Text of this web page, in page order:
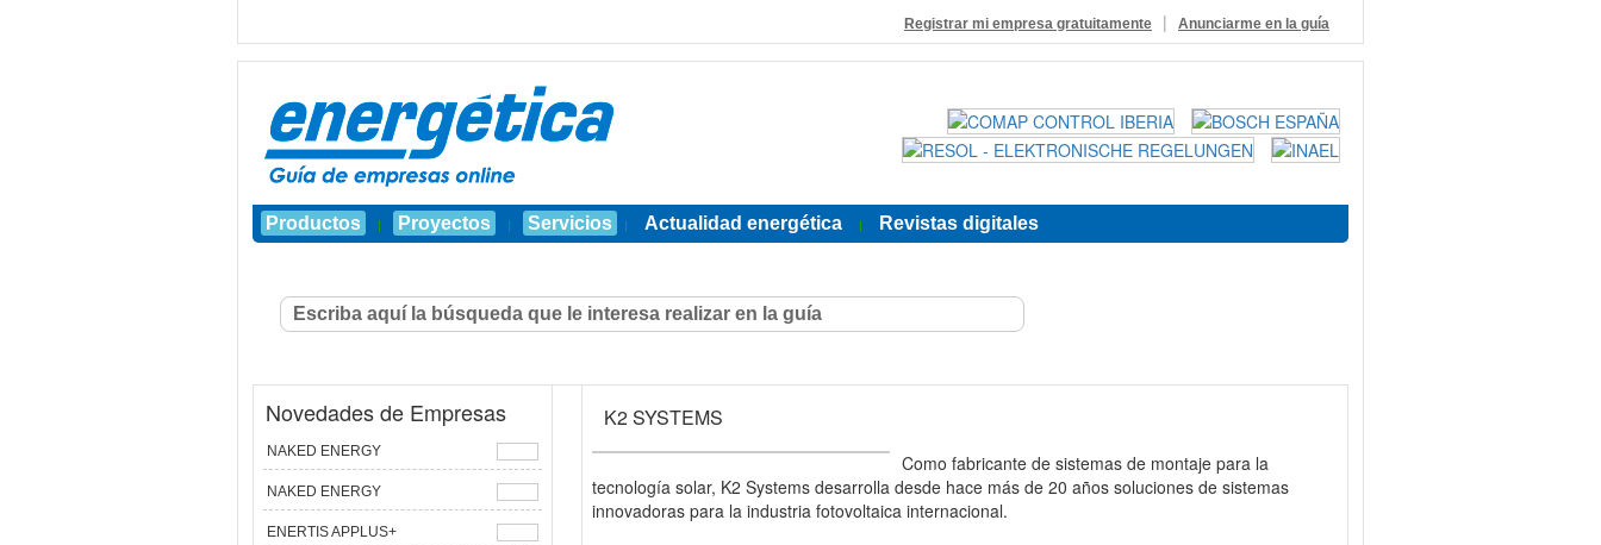
Registrar mi empresa gratuitamente | Anunciarme en la guía
Productos | Proyectos | Servicios | Actualidad energética | Revistas digitales
Novedades de Empresas
NAKED ENERGY
NAKED ENERGY
ENERTIS APPLUS+
K2 SYSTEMS
Como fabricante de sistemas de montaje para la
tecnología solar, K2 Systems desarrolla desde hace más de 20 años soluciones de sistemas
innovadoras para la industria fotovoltaica internacional.